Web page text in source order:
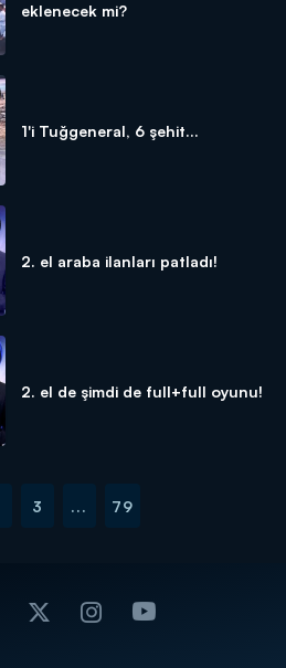
eklenecek mi?
1'i Tuğgeneral, 6 şehit...
2. el araba ilanları patladı!
2. el de şimdi de full+full oyunu!
3 ... 79